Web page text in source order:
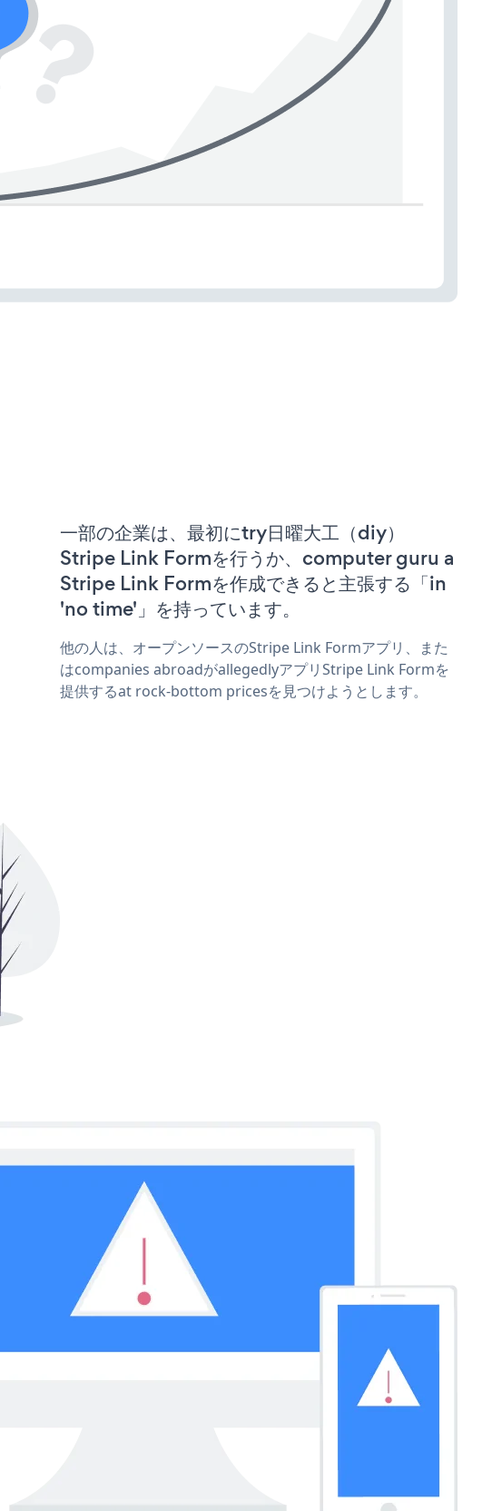
一部の企業は、最初にtry日曜大工（diy）
Stripe Link Formを行うか、computer guru a
Stripe Link Formを作成できると主張する「in
'no time'」を持っています。
他の人は、オープンソースのStripe Link Formアプリ、また
はcompanies abroadがallegedlyアプリStripe Link Formを
提供するat rock-bottom pricesを見つけようとします。